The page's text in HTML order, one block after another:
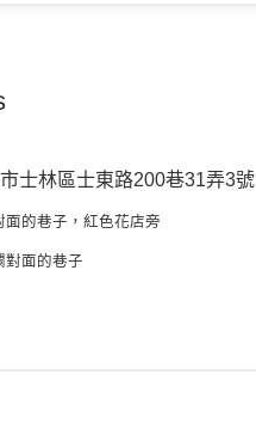
士林區士東路200巷31弄3號
面的巷子，紅色花店旁
對面的巷子